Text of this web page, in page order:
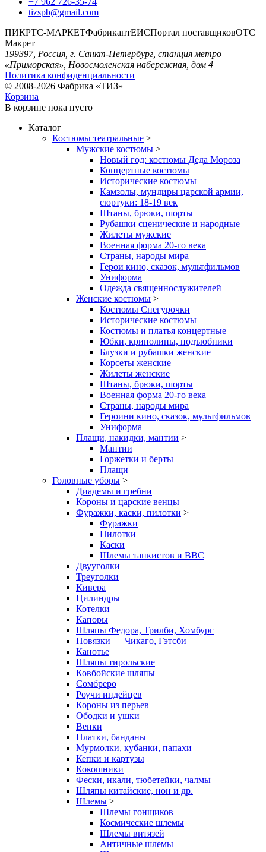
tizspb@gmail.com
ПИКРТС-МАРКЕТФабрикантЕИСПортал поставщиковОТС
Макрет
199397, Россия, г. Санкт-Петербург, станция метро
«Приморская», Новосмоленская набережная, дом 4
Политика конфиденциальности
© 2008-2026 Фабрика «ТИЗ»
Корзина
В корзине пока пусто
Каталог
Костюмы театральные >
Мужские костюмы >
Новый год: костюмы Деда Мороза
Концертные костюмы
Исторические костюмы
Камзолы, мундиры царской армии,
сюртуки: 18-19 век
Штаны, брюки, шорты
Рубашки сценические и народные
Жилеты мужские
Военная форма 20-го века
Страны, народы мира
Герои кино, сказок, мультфильмов
Униформа
Одежда священнослужителей
Женские костюмы >
Костюмы Снегурочки
Исторические костюмы
Костюмы и платья концертные
Юбки, кринолины, подъюбники
Блузки и рубашки женские
Корсеты женские
Жилеты женские
Штаны, брюки, шорты
Военная форма 20-го века
Страны, народы мира
Героини кино, сказок, мультфильмов
Униформа
Плащи, накидки, мантии >
Мантии
Горжетки и берты
Плащи
Головные уборы >
Диадемы и гребни
Короны и царские венцы
Фуражки, каски, пилотки >
Фуражки
Пилотки
Каски
Шлемы танкистов и ВВС
Двууголки
Треуголки
Кивера
Цилиндры
Котелки
Капоры
Шляпы Федора, Трилби, Хомбург
Повязки — Чикаго, Гэтсби
Канотье
Шляпы тирольские
Ковбойские шляпы
Сомбреро
Роучи индейцев
Короны из перьев
Ободки и ушки
Венки
Платки, банданы
Мурмолки, кубанки, папахи
Кепки и картузы
Кокошники
Фески, икали, тюбетейки, чалмы
Шляпы китайские, нон и др.
Шлемы >
Шлемы гонщиков
Космические шлемы
Шлемы витязей
Античные шлемы